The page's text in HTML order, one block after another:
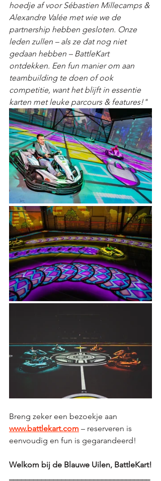
hoedje af voor Sébastien Millecamps &
Alexandre Valée met wie we de
partnership hebben gesloten. Onze
leden zullen – als ze dat nog niet
gedaan hebben – BattleKart
ontdekken. Een fun manier om aan
teambuilding te doen of ook
competitie, want het blijft in essentie
karten met leuke parcours & features!"
Breng zeker een bezoekje aan
www.battlekart.com – reserveren is
eenvoudig en fun is gegarandeerd!
Welkom bij de Blauwe Uilen, BattleKart!